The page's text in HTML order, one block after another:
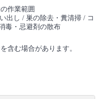
作業範囲
出し / 巣の除去・糞清掃 / コ
毒・忌避剤の散布
含む場合があります。